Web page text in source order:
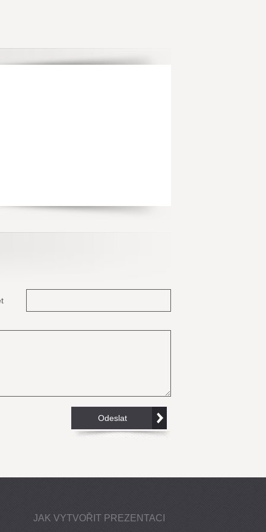
JAK VYTVOŘIT PREZENTACI